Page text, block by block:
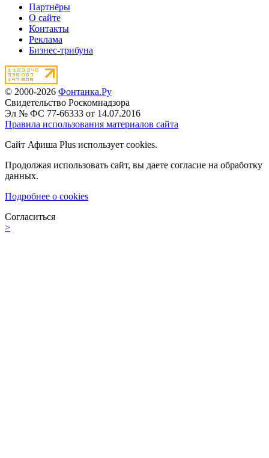
Партнёры
О сайте
Контакты
Реклама
Бизнес-трибуна
© 2000-2026 Фонтанка.Ру
Свидетельство Роскомнадзора
Эл № ФС 77-66333 от 14.07.2016
Правила использования материалов сайта
Сайт Афиша Plus использует cookies.
Продолжая использовать сайт, вы даете согласие на обработку
данных.
Подробнее о cookies
Согласиться
>